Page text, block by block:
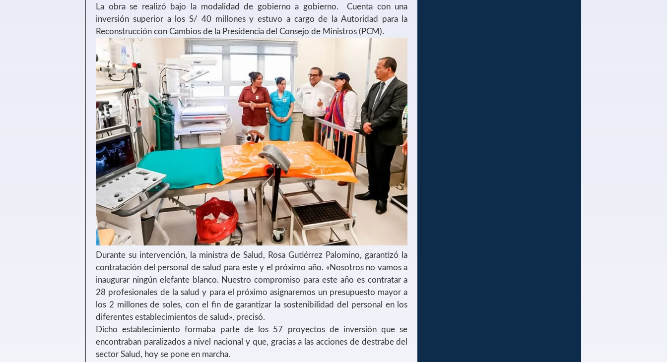
La obra se realizó bajo la modalidad de gobierno a gobierno. Cuenta con una
inversión superior a los S/ 40 millones y estuvo a cargo de la Autoridad para la
Reconstrucción con Cambios de la Presidencia del Consejo de Ministros (PCM).
Durante su intervención, la ministra de Salud, Rosa Gutiérrez Palomino, garantizó la
contratación del personal de salud para este y el próximo año. «Nosotros no vamos a
inaugurar ningún elefante blanco. Nuestro compromiso para este año es contratar a
28 profesionales de la salud y para el próximo asignaremos un presupuesto mayor a
los 2 millones de soles, con el fin de garantizar la sostenibilidad del personal en los
diferentes establecimientos de salud», precisó.
Dicho establecimiento formaba parte de los 57 proyectos de inversión que se
encontraban paralizados a nivel nacional y que, gracias a las acciones de destrabe del
sector Salud, hoy se pone en marcha.